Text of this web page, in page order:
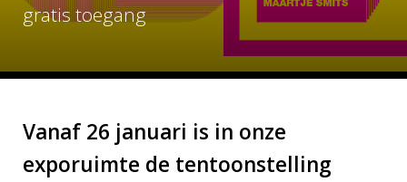
gratis toegang
Vanaf 26 januari is in onze
exporuimte de tentoonstelling